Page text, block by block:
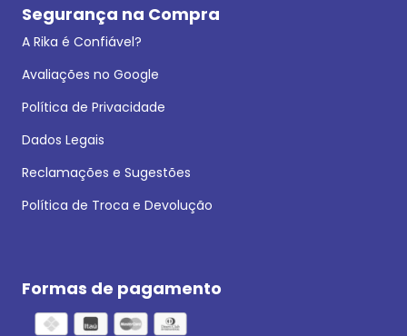
Segurança na Compra
A Rika é Confiável?
Avaliações no Google
Política de Privacidade
Dados Legais
Reclamações e Sugestões
Política de Troca e Devolução
Formas de pagamento